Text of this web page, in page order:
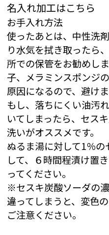
名入れ加工はこちら
お手入れ方法
使ったあとは、中性洗
り水気を拭き取ったら
所での保管をお勧めし
子、メラミンスポンジ
原因になるので、避けま
もし、落ちにくい油汚
いてしまったら、セス
洗いがオススメです。
ぬるま湯に対して1％
して、６時間程漬け置
ってください。
※セスキ炭酸ソーダの
違ってしまうと、変色
ご注意ください。